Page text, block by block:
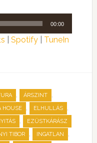
00:00
Spotify| TuneIn
, ÁRSZINT ,
HOUSE , ELHULLÁS ,
, EZÜSTKÁRÁSZ
TIBOR , INGATLAN ,